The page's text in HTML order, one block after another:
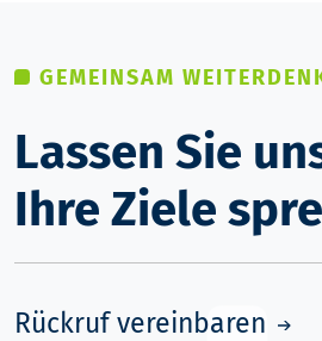
GEMEINSAM
Lassen Sie
Ihre Ziele
Rückruf vereinbaren